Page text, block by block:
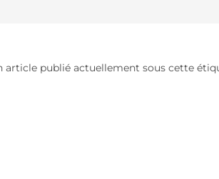
article publié actuellement sous cette